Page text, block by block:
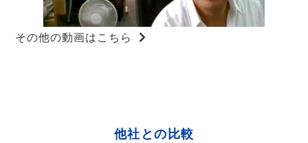
その他の動画はこちら
他社との比較